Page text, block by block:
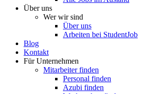
Über uns
Wer wir sind
Über uns
Arbeiten bei StudentJob
Blog
Kontakt
Für Unternehmen
Mitarbeiter finden
Personal finden
Azubi finden